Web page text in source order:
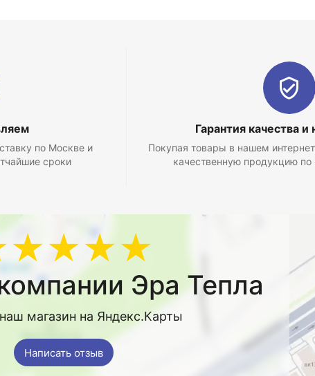
по Москве и
сроки
Гарантия качества
Покупая товары в нашем
качественную продукцию по
Эра Тепла
магазин на Яндекс.Карты
Написать отзыв